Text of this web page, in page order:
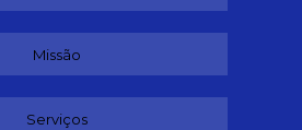
Missão
Serviços